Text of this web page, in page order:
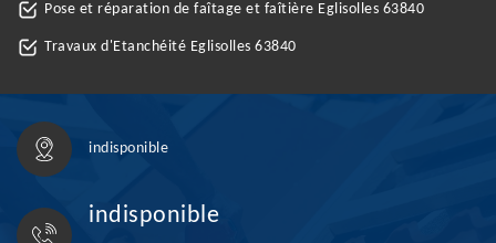
Pose et réparation de faîtage et faîtière Eglisolles 63840
Travaux d'Etanchéité Eglisolles 63840
indisponible
indisponible